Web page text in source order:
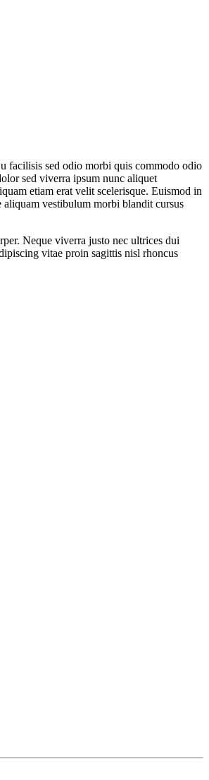
facilisis sed odio morbi quis commodo odio
sed viverra ipsum nunc aliquet
etiam erat velit scelerisque. Euismod in
aliquam vestibulum morbi blandit cursus
Neque viverra justo nec ultrices dui
vitae proin sagittis nisl rhoncus